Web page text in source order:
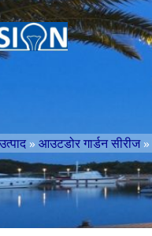
उत्पाद » आउटडोर गार्डन सीरीज»